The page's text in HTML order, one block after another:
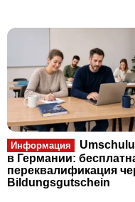
Информация
в Германии:
переквалификация
Bildungsgutschein